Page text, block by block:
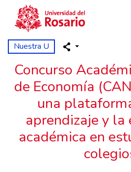
Skip to main content
Nuestra U
Concurso
de Economía
una
aprendizaje y la
académica en